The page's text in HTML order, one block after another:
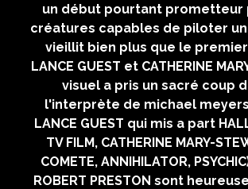
un début pourtant prometteur
créatures capables de piloter un
vieillit bien plus que le
LANCE GUEST et CATHERINE
visuel a pris un sacré coup
l'interprète de michael
LANCE GUEST qui mis a part
TV FILM, CATHERINE MARY-
COMETE, ANNIHILATOR,
ROBERT PRESTON sont